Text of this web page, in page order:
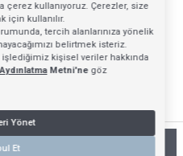
SEPETE EKLE
çerez kullanıyoruz. Çerezler, size
için kullanılır.
tercih alanlarınıza yönelik
belirtmek isteriz.
işlediğimiz kişisel veriler hakkında
Metni'negöz
Yönet
Et